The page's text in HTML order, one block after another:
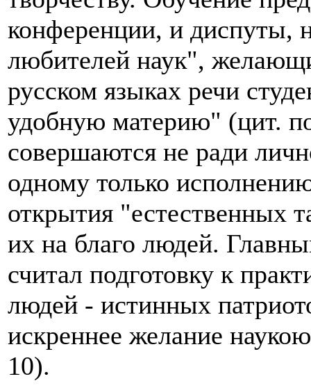
конференции, и диспуты,
любителей наук",
русском языках речи
удобную материю" (цит.
совершаются не ради
одному только
открытия "естественных
их на благо людей.
считал подготовку к
людей - истинных
искреннее желание
10).